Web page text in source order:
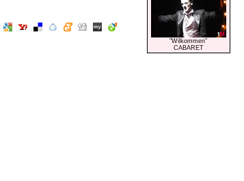
"Wilkommen"
CABARET